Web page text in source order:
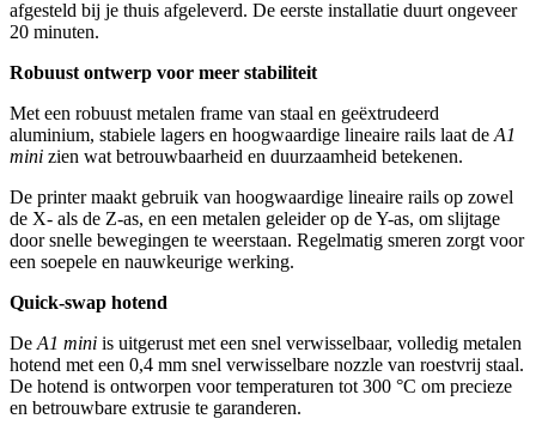
afgesteld bij je thuis afgeleverd. De eerste installatie duurt ongeveer
20 minuten.
Robuust ontwerp voor meer stabiliteit
Met een robuust metalen frame van staal en geëxtrudeerd
aluminium, stabiele lagers en hoogwaardige lineaire rails laat de A1
mini zien wat betrouwbaarheid en duurzaamheid betekenen.
De printer maakt gebruik van hoogwaardige lineaire rails op zowel
de X- als de Z-as, en een metalen geleider op de Y-as, om slijtage
door snelle bewegingen te weerstaan. Regelmatig smeren zorgt voor
een soepele en nauwkeurige werking.
Quick-swap hotend
De A1 mini is uitgerust met een snel verwisselbaar, volledig metalen
hotend met een 0,4 mm snel verwisselbare nozzle van roestvrij staal.
De hotend is ontworpen voor temperaturen tot 300 °C om precieze
en betrouwbare extrusie te garanderen.